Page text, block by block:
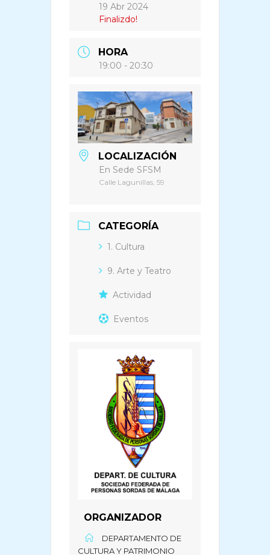
19 Abr 2024
Finalizdo!
HORA
19:00 - 20:30
LOCALIZACIÓN
En Sede SFSM
Calle Lagunillas, 59
CATEGORÍA
1. Cultura
9. Arte y Teatro
Actividad
Eventos
ORGANIZADOR
DEPARTAMENTO DE
CULTURA Y PATRIMONIO